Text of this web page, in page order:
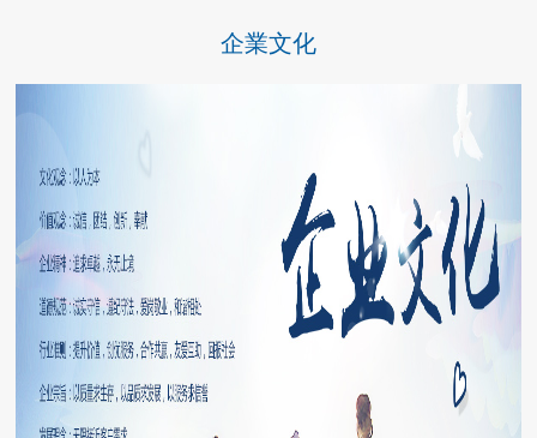
企業文化